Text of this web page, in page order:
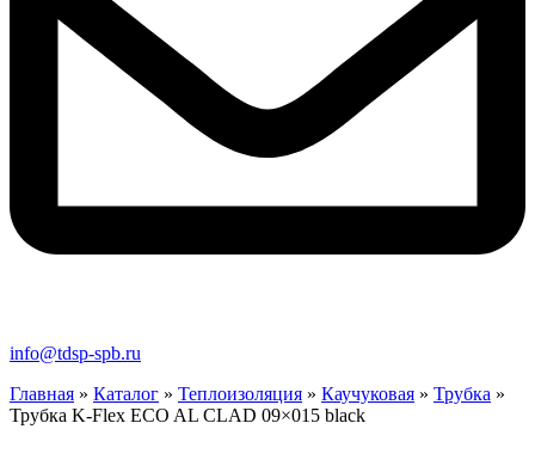
info@tdsp-spb.ru
Главная » Каталог » Теплоизоляция » Каучуковая » Трубка »
Трубка K-Flex ECO AL CLAD 09×015 black